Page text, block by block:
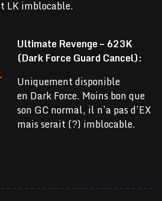
LK imblocable.
Ultimate Revenge – 623K
(Dark Force Guard Cancel):
Uniquement disponible
en Dark Force. Moins bon que
son GC normal, il n’a pas d’EX
mais serait (?) imblocable.